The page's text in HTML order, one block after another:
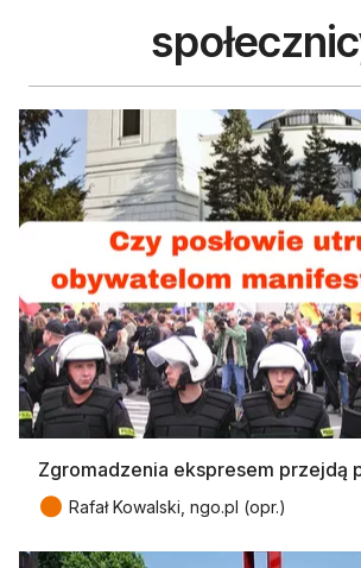
Zgromadzenia ekspresem przejdą
● Rafał Kowalski, ngo.pl (opr.)